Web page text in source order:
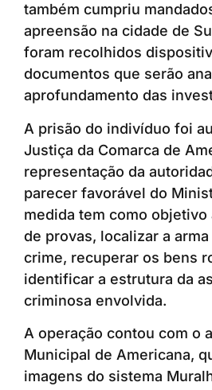
também cumpriu
apreensão na cidade de
foram recolhidos
documentos que serão
aprofundamento das
A prisão do indivíduo foi
Justiça da Comarca de
representação da
parecer favorável do
medida tem como objetivo
de provas, localizar a
crime, recuperar os bens
identificar a estrutura da
criminosa envolvida.
A operação contou com o
Municipal de Americana,
imagens do sistema